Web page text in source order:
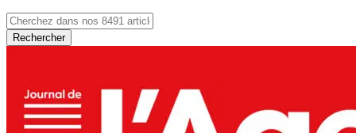
Rechercher